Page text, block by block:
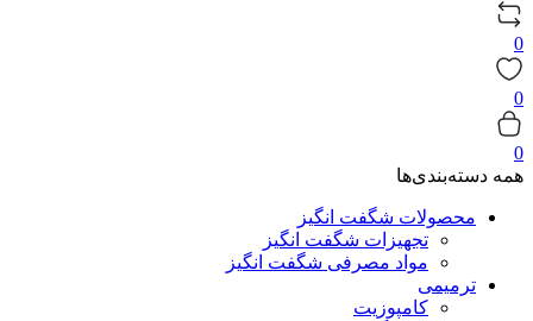
0
0
0
همه دسته‌بندی‌ها
محصولات شگفت انگیز
تجهیزات شگفت انگیز
مواد مصرفی شگفت انگیز
ترمیمی
کامپوزیت